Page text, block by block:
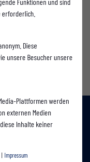
Diese
unsere Besucher unsere
Plattformen werden
externen Medien
Inhalte keiner
| Impressum